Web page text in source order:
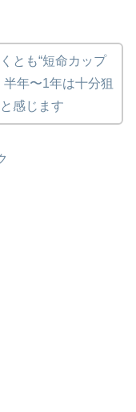
とも“短命カップ
半年〜1年は十分狙
感じます